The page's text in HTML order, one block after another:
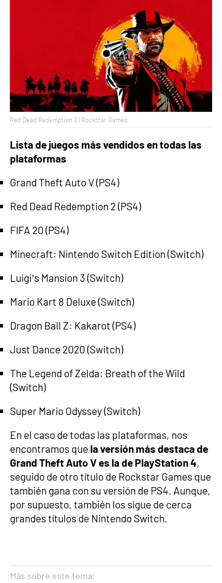
Red Dead Redemption 2 | Rockstar Games
Lista de juegos más vendidos en todas las
plataformas
Grand Theft Auto V (PS4)
Red Dead Redemption 2 (PS4)
FIFA 20 (PS4)
Minecraft: Nintendo Switch Edition (Switch)
Luigi’s Mansion 3 (Switch)
Mario Kart 8 Deluxe (Switch)
Dragon Ball Z: Kakarot (PS4)
Just Dance 2020 (Switch)
The Legend of Zelda: Breath of the Wild
(Switch)
Super Mario Odyssey (Switch)
En el caso de todas las plataformas, nos
encontramos que la versión más destaca de
Grand Theft Auto V es la de PlayStation 4,
seguido de otro título de Rockstar Games que
también gana con su versión de PS4. Aunque,
por supuesto, también los sigue de cerca
grandes títulos de Nintendo Switch.
Más sobre este tema: